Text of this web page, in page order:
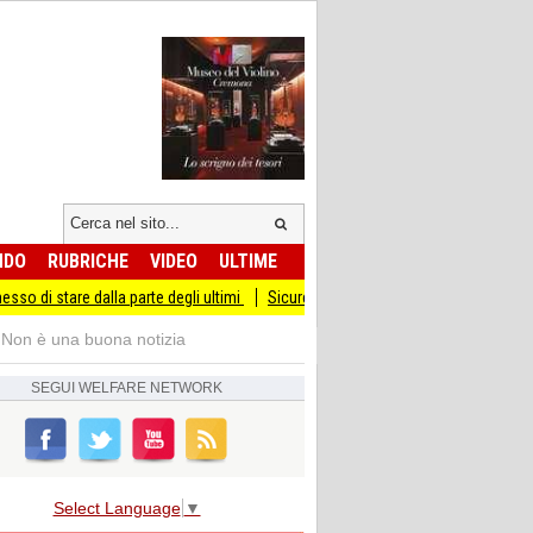
RUBRICHE VIDEO ULTIME
parte degli ultimi Sicurezza I Giovani Democratici ribattono ai Giovani
è una buona notizia
SEGUI WELFARE NETWORK
Select Language ▼